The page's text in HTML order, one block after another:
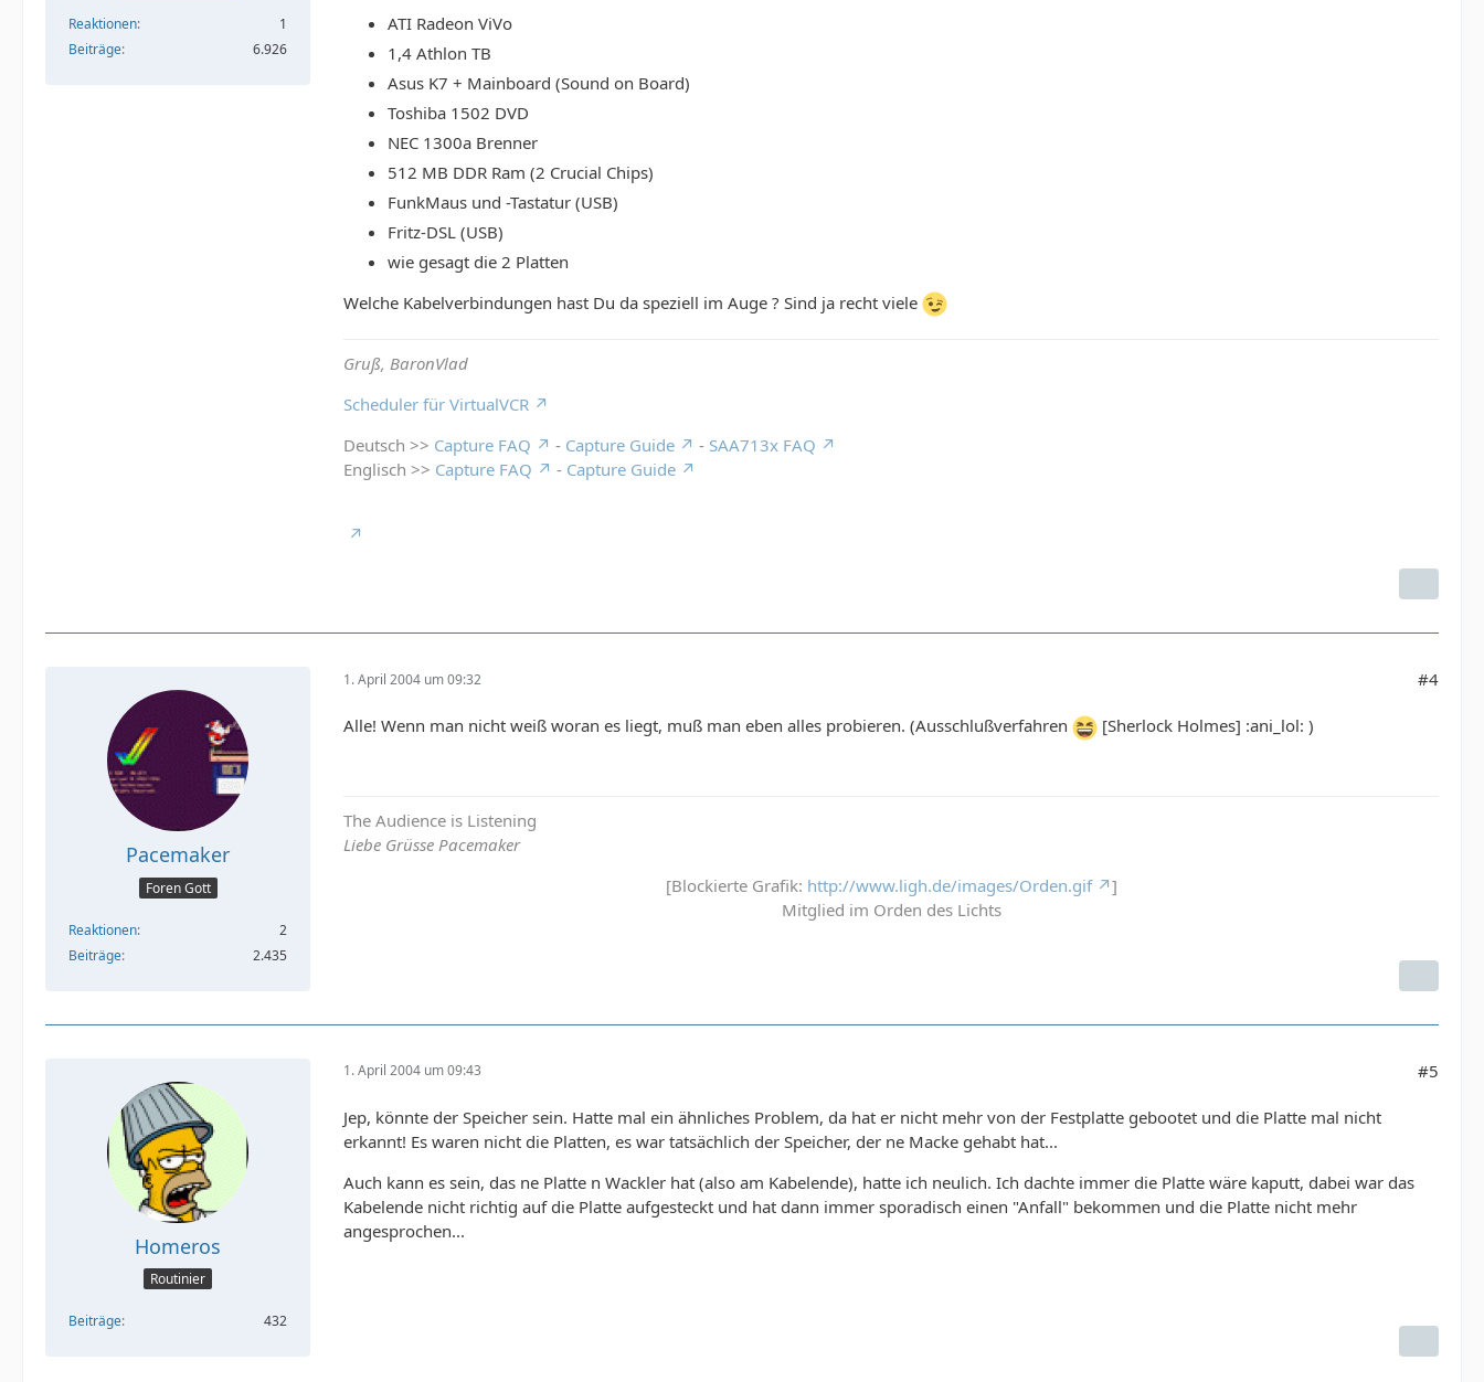
Reaktionen
1
Beiträge
6.926
ATI Radeon ViVo
1,4 Athlon TB
Asus K7 + Mainboard (Sound on Board)
Toshiba 1502 DVD
NEC 1300a Brenner
512 MB DDR Ram (2 Crucial Chips)
FunkMaus und -Tastatur (USB)
Fritz-DSL (USB)
wie gesagt die 2 Platten
Welche Kabelverbindungen hast Du da speziell im Auge ? Sind ja recht viele
Gruß, BaronVlad
Scheduler für VirtualVCR
Deutsch >> Capture FAQ - Capture Guide - SAA713x FAQ
Englisch >> Capture FAQ - Capture Guide
Pacemaker
Foren Gott
Reaktionen
2
Beiträge
2.435
1. April 2004 um 09:32 #4
Alle! Wenn man nicht weiß woran es liegt, muß man eben alles probieren. (Ausschlußverfahren [Sherlock Holmes] :ani_lol: )
The Audience is Listening
Liebe Grüsse Pacemaker
[Blockierte Grafik: http://www.ligh.de/images/Orden.gif
]
Mitglied im Orden des Lichts
Homeros
Routinier
Beiträge 432
1. April 2004 um 09:43 #5
Jep, könnte der Speicher sein. Hatte mal ein ähnliches Problem, da hat er nicht mehr von der Festplatte gebootet und die Platte mal nicht
erkannt! Es waren nicht die Platten, es war tatsächlich der Speicher, der ne Macke gehabt hat...
Auch kann es sein, das ne Platte n Wackler hat (also am Kabelende), hatte ich neulich. Ich dachte immer die Platte wäre kaputt, dabei war das
Kabelende nicht richtig auf die Platte aufgesteckt und hat dann immer sporadisch einen "Anfall" bekommen und die Platte nicht mehr
angesprochen...